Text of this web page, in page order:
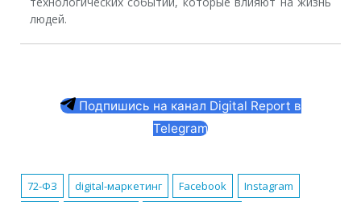
людей.
Подпишись на канал Digital Report в
Telegram
72-ФЗ digital-маркетинг Facebook
Instagram